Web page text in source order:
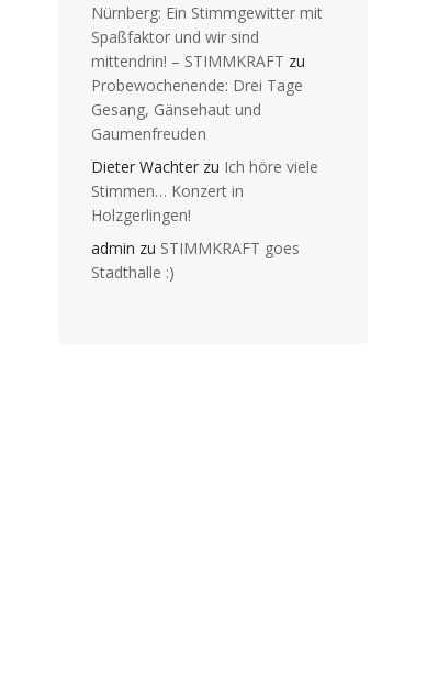
Nürnberg: Ein Stimmgewitter mit
Spaßfaktor und wir sind
mittendrin! – STIMMKRAFT zu
Probewochenende: Drei Tage
Gesang, Gänsehaut und
Gaumenfreuden
Dieter Wachter zu Ich höre viele
Stimmen… Konzert in
Holzgerlingen!
admin zu STIMMKRAFT goes
Stadthalle :)